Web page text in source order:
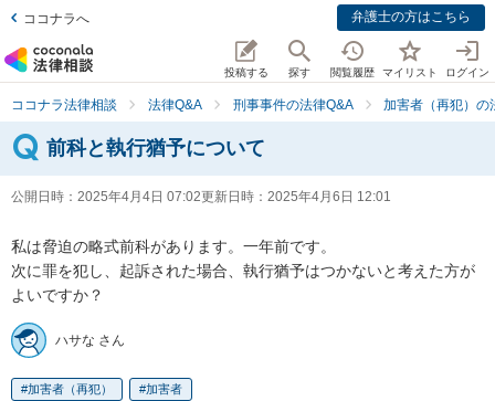
ココナラへ 弁護士の方はこちら
投稿する 探す 閲覧履歴 マイリスト ログイン
ココナラ法律相談 法律Q&A 刑事事件の法律Q&A 加害者（再犯）の
前科と執行猶予について
公開日時： 2025年4月4日 07:02更新日時： 2025年4月6日 12:01
私は脅迫の略式前科があります。一年前です。
次に罪を犯し、起訴された場合、執行猶予はつかないと考えた方が
よいですか？
ハサな さん
加害者（再犯） 加害者